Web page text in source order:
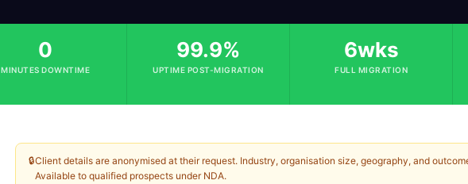
0
MINUTES DOWNTIME
99.9%
UPTIME POST-MIGRATION
6wks
FULL MIGRATION
🔒Client details are anonymised at their request. Industry, organisation size, geography, and
Available to qualified prospects under NDA.